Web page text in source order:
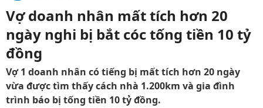
Vợ doanh nhân mất tích hơn 20
ngày nghi bị bắt cóc tống tiền 10 tỷ
đồng
Vợ 1 doanh nhân có tiếng bị mất tích hơn 20 ngày
vừa được tìm thấy cách nhà 1.200km và gia đình
trình báo bị tống tiền 10 tỷ đồng.